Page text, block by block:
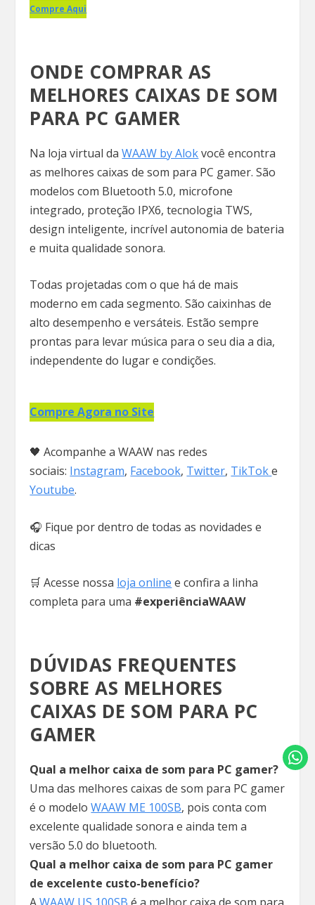
Compre Aqui
ONDE COMPRAR AS
MELHORES CAIXAS DE SOM
PARA PC GAMER
Na loja virtual daWAAW by Alokvocê encontra
as melhores caixas de som para PC gamer. São
modelos com Bluetooth 5.0, microfone
integrado, proteção IPX6, tecnologia TWS,
design inteligente, incrível autonomia de bateria
e muita qualidade sonora.
Todas projetadas com o que há de mais
moderno em cada segmento. São caixinhas de
alto desempenho e versáteis. Estão sempre
prontas para levar música para o seu dia a dia,
independente do lugar e condições.
Compre Agora no Site
🖤 Acompanhe a WAAW nas redes
sociais: Instagram, Facebook, Twitter, TikToke
Youtube.
🎧 Fique por dentro de todas as novidades e
dicas
🛒 Acesse nossa loja online e confira a linha
completa para uma #experiênciaWAAW
DÚVIDAS FREQUENTES
SOBRE AS MELHORES
CAIXAS DE SOM PARA PC
GAMER
Qual a melhor caixa de som para PC gamer?
Uma das melhores caixas de som para PC gamer
é o modeloWAAW ME 100SB, pois conta com
excelente qualidade sonora e ainda tem a
versão 5.0 do bluetooth.
Qual a melhor caixa de som para PC gamer
de excelente custo-benefício?